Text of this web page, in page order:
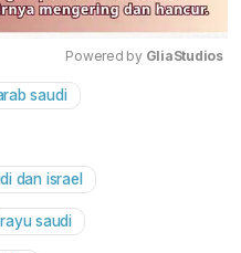
Powered by GliaStudios
saudi
dan israel
saudi